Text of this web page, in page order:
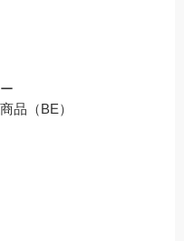
品（BE）